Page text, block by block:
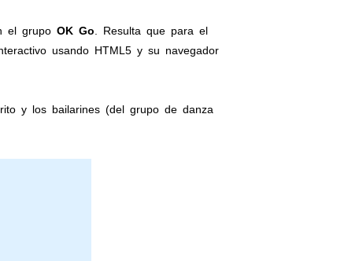
el grupo OK Go . Resulta que para el
usando HTML5 y su navegador
y los bailarines (del grupo de danza